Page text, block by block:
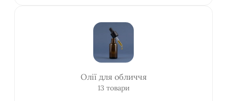
Олії для обличчя
13 товари